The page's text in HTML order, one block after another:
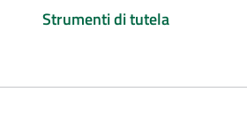
Strumenti di tutela